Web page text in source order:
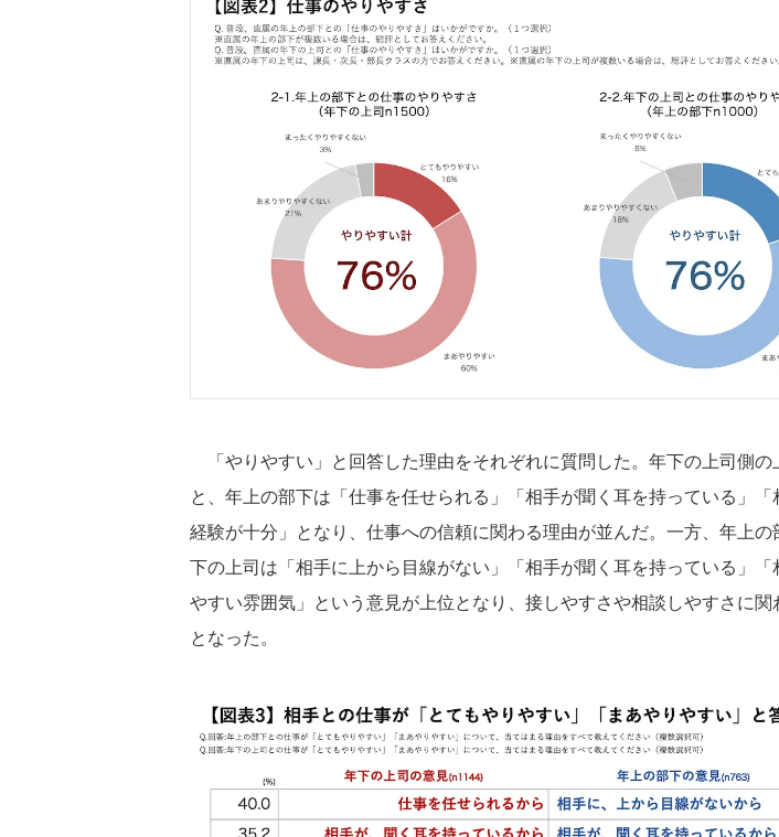
「やりやすい」と回答した理由をそれぞれに質問した。年下の上司側の
と、年上の部下は「仕事を任せられる」「相手が聞く耳を持っている」
経験が十分」となり、仕事への信頼に関わる理由が並んだ。一方、年上
下の上司は「相手に上から目線がない」「相手が聞く耳を持っている」「
やすい雰囲気」という意見が上位となり、接しやすさや相談しやすさに関
となった。